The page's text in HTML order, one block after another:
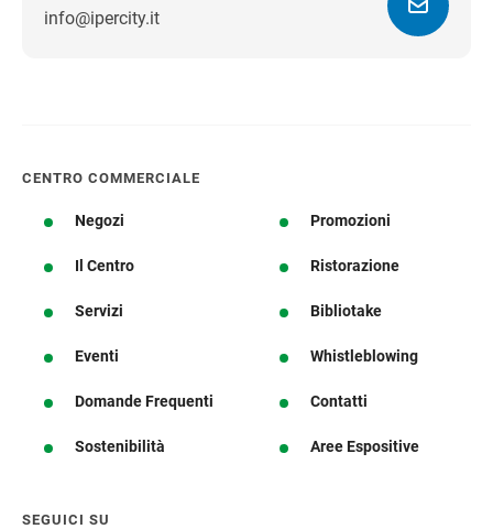
info@ipercity.it
CENTRO COMMERCIALE
Negozi Promozioni
Il Centro Ristorazione
Servizi Bibliotake
Eventi Whistleblowing
Domande Frequenti Contatti
Sostenibilità Aree Espositive
SEGUICI SU